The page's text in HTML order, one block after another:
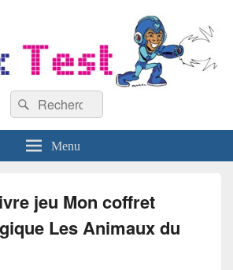
Recherche :
Rechercher
Menu
jeu Mon coffret
Les Animaux du